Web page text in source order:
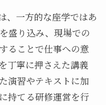
、一方的な座学ではあ
盛り込み、現場での
ることで仕事への意
丁寧に押さえた講義
演習やテキストに加
持てる研修運営を行